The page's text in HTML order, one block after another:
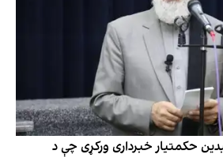
حکمتیار خبرداری ورکړی چې د